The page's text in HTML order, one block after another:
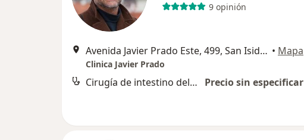
9 opinión
Avenida Javier Prado Este, 499, San Isidro • Mapa
Clinica Javier Prado
Cirugía de intestino delgado Precio sin especificar